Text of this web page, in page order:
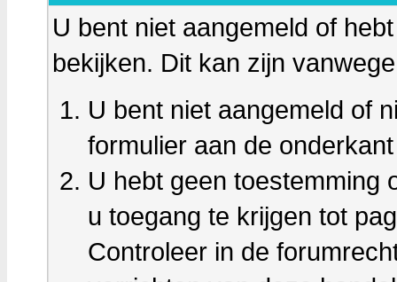
U bent niet aangemeld of
bekijken. Dit kan zijn
U bent niet aangemeld of
formulier aan de
U hebt geen toestemming
u toegang te krijgen tot
Controleer in de